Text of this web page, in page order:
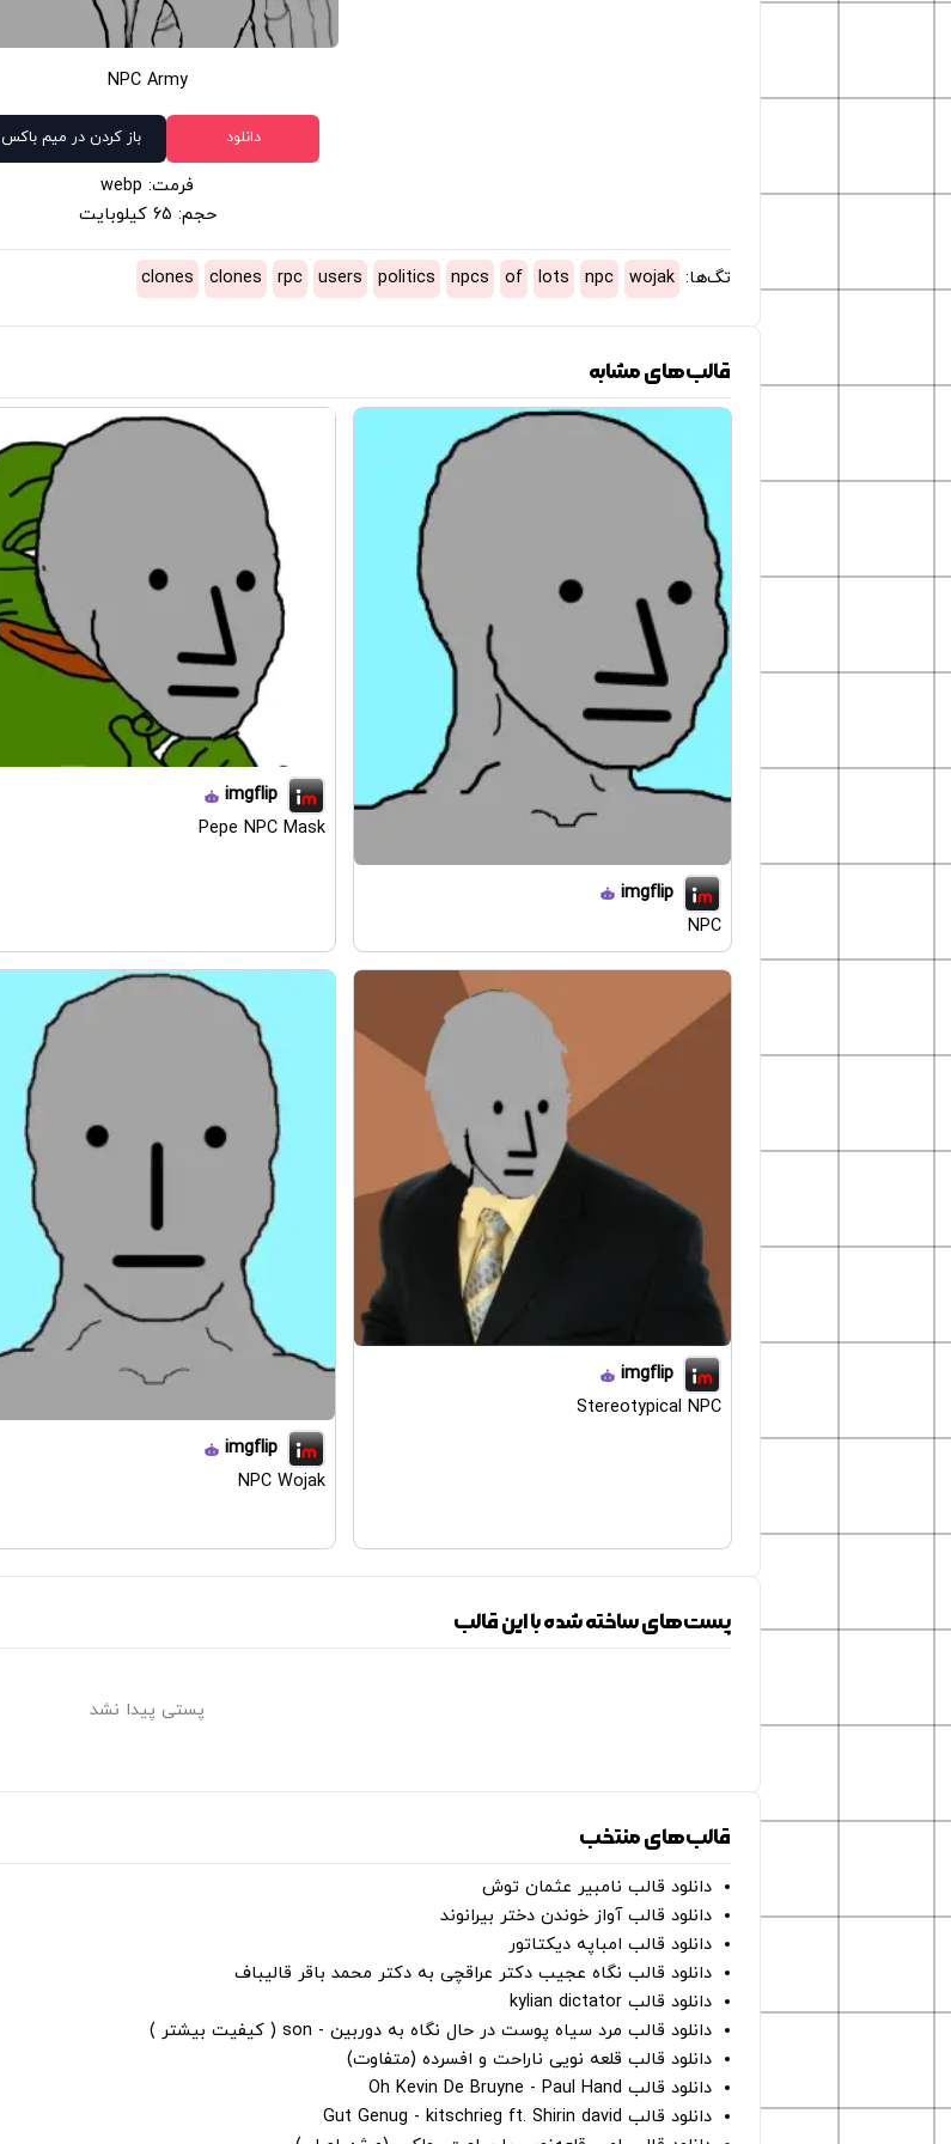
NPC Army
دانلود باز کردن در میم باکس
فرمت: webp
حجم: 65 کیلوبایت
تگ‌ها: wojak
npc
lots
of
npcs
politics
users
rpc
clones
clones
قالب‌های مشابه
imgflip
NPC
imgflip
Pepe NPC Mask
imgflip
Stereotypical NPC
imgflip
NPC Wojak
پست‌های ساخته شده با این قالب
پستی پیدا نشد
قالب‌های منتخب
دانلود قالب نامبیر عثمان ‌توش
دانلود قالب آواز خوندن دختر بیرانوند
دانلود قالب امباپه دیکتاتور
دانلود قالب نگاه عجیب دکتر عراقچی به دکتر محمد باقر قالیباف
دانلود قالب kylian dictator
دانلود قالب مرد سیاه پوست در حال نگاه به دوربین - son ( کیفیت بیشتر )
دانلود قالب قلعه نویی ناراحت و افسرده (متفاوت)
دانلود قالب Oh Kevin De Bruyne - Paul Hand
دانلود قالب Gut Genug - kitschrieg ft. Shirin david